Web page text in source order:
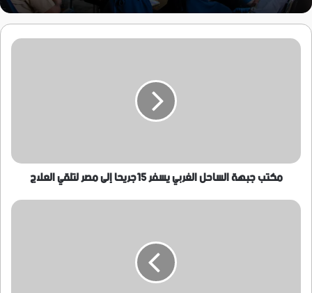
مكتب
لتلقي
العلاج
مكتب جبهة الساحل الغربي يسفر 15جريحا إلى مصر لتلقي العلاج
بعد